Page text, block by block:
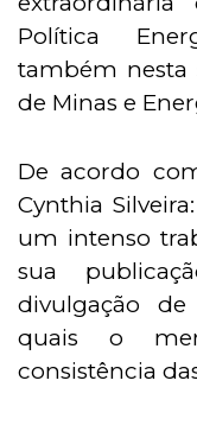
Política
também nesta
de Minas e
De acordo
Cynthia
um intenso
sua
divulgação
quais o
consistência